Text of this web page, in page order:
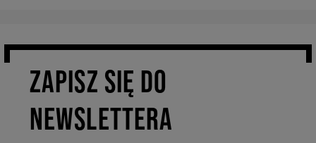
ZAPISZ SIĘ DO
NEWSLETTERA